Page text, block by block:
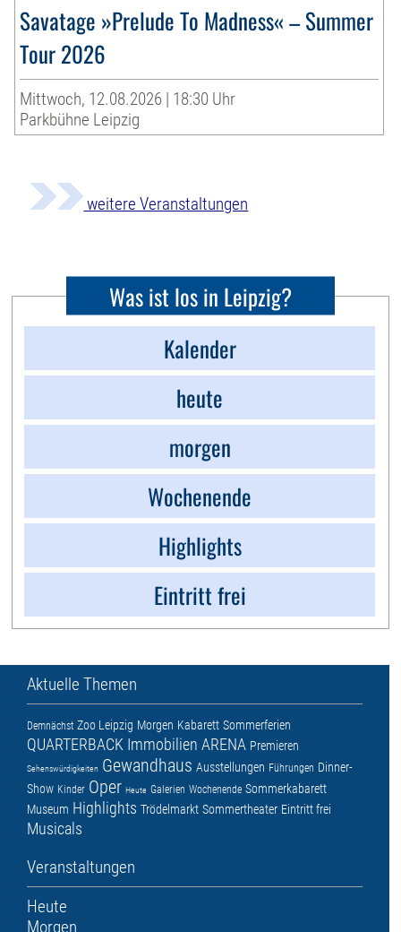
Savatage »Prelude To Madness« – Summer
Tour 2026
Mittwoch, 12.08.2026 | 18:30 Uhr
Parkbühne Leipzig
weitere Veranstaltungen
Was ist los in Leipzig?
Kalender
heute
morgen
Wochenende
Highlights
Eintritt frei
Aktuelle Themen
Demnächst Zoo Leipzig Morgen Kabarett Sommerferien
QUARTERBACK Immobilien ARENA Premieren
Sehenswürdigkeiten Gewandhaus Ausstellungen Führungen Dinner-
Show Kinder Oper Heute Galerien Wochenende Sommerkabarett
Museum Highlights Trödelmarkt Sommertheater Eintritt frei
Musicals
Veranstaltungen
Heute
Morgen